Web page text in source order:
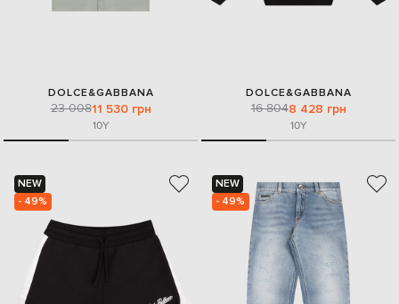
DOLCE&GABBANA
23 00811 530 грн
10Y
DOLCE&GABBANA
16 8048 428 грн
10Y
NEW
- 49%
NEW
- 49%